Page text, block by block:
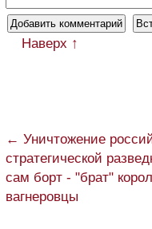
Наверх ↑
← Уничтожение
стратегической
сам борт - "брат"
вагнеровцы